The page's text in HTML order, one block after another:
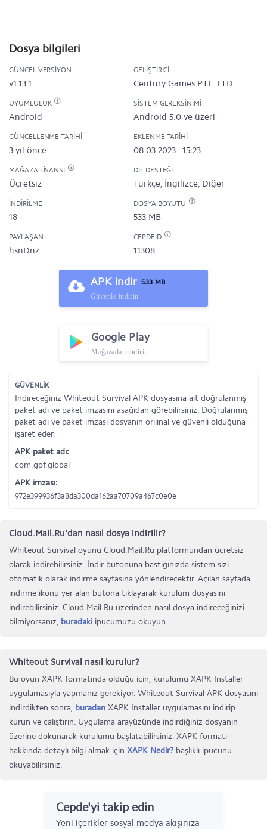
Dosya bilgileri
GÜNCEL VERSIYON
v1.13.1
GELIŞTIRICI
Century Games PTE. LTD.
UYUMLULUK
Android
SISTEM GEREKSINIMI
Android 5.0 ve üzeri
GÜNCELLENME TARIHI
3 yıl önce
EKLENME TARIHI
08.03.2023 - 15:23
MAĞAZA LISANSI
Ücretsiz
DIL DESTEĞI
Türkçe, İngilizce, Diğer
İNDIRILME
18
DOSYA BOYUTU
533 MB
PAYLAŞAN
hsnDnz
CEPDEID
11308
APK indir 533 MB
Güvenle indirin
Google Play
Mağazadan indirin
GÜVENLİK
İndireceğiniz Whiteout Survival APK dosyasına ait doğrulanmış
paket adı ve paket imzasını aşağıdan görebilirsiniz. Doğrulanmış
paket adı ve paket imzası dosyanın orijinal ve güvenli olduğuna
işaret eder.
APK paket adı:
com.gof.global
APK imzası:
972e399936f3a8da300da162aa70709a467c0e0e
Cloud.Mail.Ru'dan nasıl dosya indirilir?
Whiteout Survival oyunu Cloud.Mail.Ru platformundan ücretsiz
olarak indirebilirsiniz. İndir butonuna bastığınızda sistem sizi
otomatik olarak indirme sayfasına yönlendirecektir. Açılan sayfada
indirme ikonu yer alan butona tıklayarak kurulum dosyasını
indirebilirsiniz. Cloud.Mail.Ru üzerinden nasıl dosya indireceğinizi
bilmiyorsanız, buradaki ipucumuzu okuyun.
Whiteout Survival nasıl kurulur?
Bu oyun XAPK formatında olduğu için, kurulumu XAPK Installer
uygulamasıyla yapmanız gerekiyor. Whiteout Survival APK dosyasını
indirdikten sonra, buradan XAPK Installer uygulamasını indirip
kurun ve çalıştırın. Uygulama arayüzünde indirdiğiniz dosyanın
üzerine dokunarak kurulumu başlatabilirsiniz. XAPK formatı
hakkında detaylı bilgi almak için XAPK Nedir? başlıklı ipucunu
okuyabilirsiniz.
Cepde'yi takip edin
Yeni içerikler sosyal medya akışınıza